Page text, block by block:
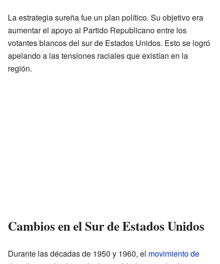
La estrategia sureña fue un plan político. Su objetivo era
aumentar el apoyo al Partido Republicano entre los
votantes blancos del sur de Estados Unidos. Esto se logró
apelando a las tensiones raciales que existían en la
región.
Cambios en el Sur de Estados Unidos
Durante las décadas de 1950 y 1960, el movimiento de